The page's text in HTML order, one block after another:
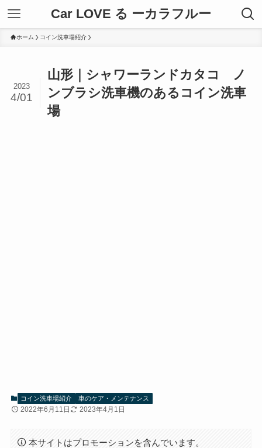
Car LOVE る ーカラフルー
ホーム コイン洗車場紹介
山形｜シャワーランドカタコ ノ
ンブラシ洗車機のあるコイン洗車
場
2023
4/01
コイン洗車場紹介 車のケア・メンテナンス
2022年6月11日 2023年4月1日
本サイトはプロモーションを含んでいます。